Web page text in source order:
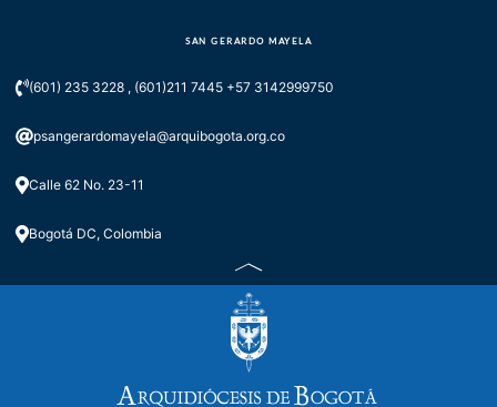
SAN GERARDO MAYELA
(601) 235 3228 , (601)211 7445 +57 3142999750
psangerardomayela@arquibogota.org.co
Calle 62 No. 23-11
Bogotá DC, Colombia